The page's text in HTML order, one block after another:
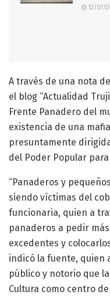
12/07/
A través de una nota
el blog “Actualidad
Frente Panadero del
existencia de una
presuntamente
del Poder Popular
“Panaderos y
siendo víctimas del
funcionaria, quien a
panaderos a pedir
excedentes y
indicó la fuente, quien
público y notorio que
Cultura como centro